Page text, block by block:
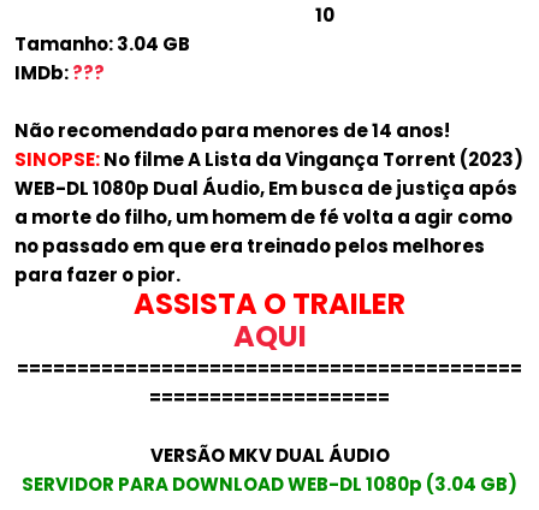
10
Tamanho: 3.04 GB
IMDb:???
Não recomendado para menores de 14 anos!
SINOPSE:No filme A Lista da Vingança Torrent (2023)
WEB-DL 1080p Dual Áudio, Em busca de justiça após
a morte do filho, um homem de fé volta a agir como
no passado em que era treinado pelos melhores
para fazer o pior.
ASSISTA O TRAILER
AQUI
==========================================
====================
VERSÃO MKV DUAL ÁUDIO
SERVIDOR PARA DOWNLOAD WEB-DL 1080p (3.04 GB)